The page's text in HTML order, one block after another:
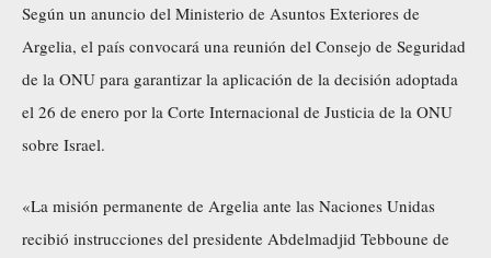
Según un anuncio del Ministerio de Asuntos Exteriores de
Argelia, el país convocará una reunión del Consejo de Seguridad
de la ONU para garantizar la aplicación de la decisión adoptada
el 26 de enero por la Corte Internacional de Justicia de la ONU
sobre Israel.
«La misión permanente de Argelia ante las Naciones Unidas
recibió instrucciones del presidente Abdelmadjid Tebboune de